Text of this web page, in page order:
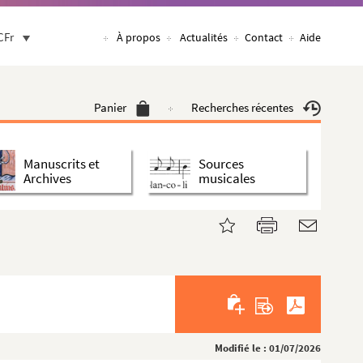
À propos Actualités Contact Aide
Panier Recherches récentes
Manuscrits et
Archives
Sources
musicales
Modifié le : 01/07/2026